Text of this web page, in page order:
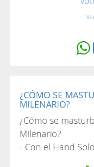
¿CÓMO SE
MILENARIO?
¿Cómo se
Milenario?
- Con el Hand